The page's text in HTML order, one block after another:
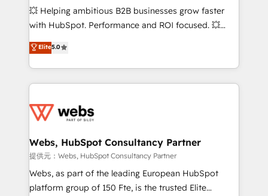
pipeline growth programs • Sales enablement tools
and CRM optimization • Retention strategies with
Execution • 750+ onboardings and 2,000+
implementations • Deep expertise across marketing,
💥 Helping ambitious B2B businesses grow faster
with HubSpot. Performance and ROI focused. 💥
BBD Boom is the HubSpot partner that can help you
to HubSpot Better. We work with your teams to
solve all your HubSpot challenges and improve user
adoption, sales process and marketing results.
the first time 🔧 Designing and optimising your
and build using HubSpot 🔌 Integrating HubSpot
with other systems 🎓 Training your teams to be
HubSpot pros 📊 Lead generation services using
HubSpot Why us? - SIX HubSpot Accreditations -
Elite5.0
Webs, HubSpot Consultancy Partner
提供元：Webs, HubSpot Consultancy Partner
Webs, as part of the leading European HubSpot
platform group of 150 Fte, is the trusted Elite